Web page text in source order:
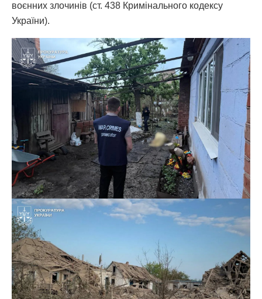
воєнних злочинів (ст. 438 Кримінального кодексу
України).